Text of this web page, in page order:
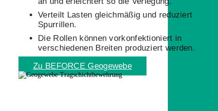
Verteilt Lasten gleichmäßig und reduziert
Spurrillen.
Die Rollen können vorkonfektioniert in
verschiedenen Breiten produziert werden.
Zu BEFORCE Geogewebe